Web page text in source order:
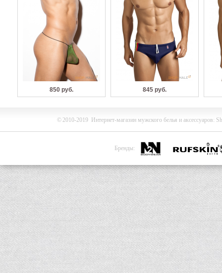
850 руб. 845 руб.
©2010-2019 Интернет-магазин мужского белья и аксессуаров:
Бренды: